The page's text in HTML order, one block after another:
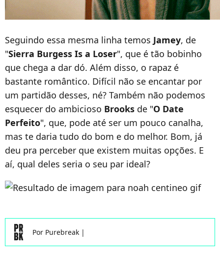
Seguindo essa mesma linha temos Jamey, de
"Sierra Burgess Is a Loser", que é tão bobinho
que chega a dar dó. Além disso, o rapaz é
bastante romântico. Difícil não se encantar por
um partidão desses, né? Também não podemos
esquecer do ambicioso Brooks de "O Date
Perfeito", que, pode até ser um pouco canalha,
mas te daria tudo do bom e do melhor. Bom, já
deu pra perceber que existem muitas opções. E
aí, qual deles seria o seu par ideal?
Por Purebreak |